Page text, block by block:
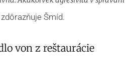
zdôrazňuje Šmíd.
von z reštaurácie